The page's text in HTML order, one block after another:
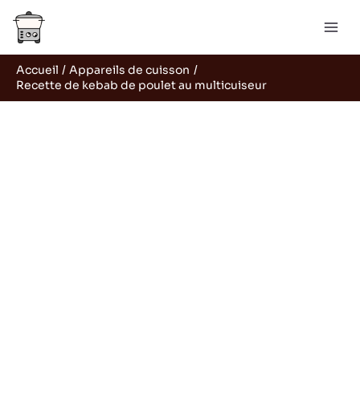
Aller
contenu
Accueil
Appareils de cuisson
Recette de kebab de poulet au multicuiseur
Rechercher